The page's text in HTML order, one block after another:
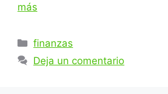
más
Categorías
finanzas
Deja un comentario